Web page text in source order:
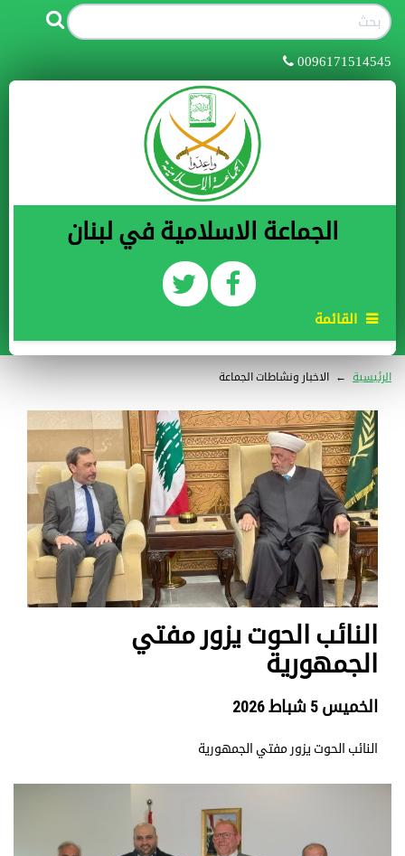
0096171514545
الجماعة الاسلامية في لبنان
القائمة
الرئيسية ← الاخبار ونشاطات الجماعة
النائب الحوت يزور مفتي
الجمهورية
الخميس 5 شباط 2026
النائب الحوت يزور مفتي الجمهورية